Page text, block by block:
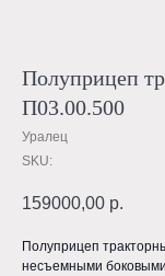
Полуприцеп
П03.00.500
Уралец
SKU:
159000,00 р.
Полуприцеп
несъемными